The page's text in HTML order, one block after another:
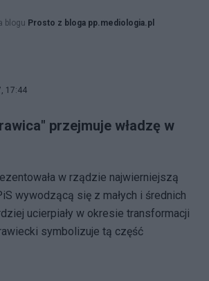
blogu Prosto z bloga pp.mediologia.pl
17:44
przejmuje władzę w
w rządzie najwierniejszą
wywodzącą się z małych i średnich
ucierpiały w okresie transformacji
symbolizuje tą część